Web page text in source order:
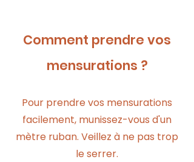
Comment prendre vos
mensurations ?
Pour prendre vos mensurations
facilement, munissez-vous d'un
mètre ruban. Veillez à ne pas trop
le serrer.